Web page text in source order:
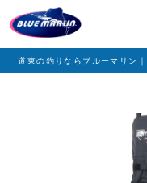
道東の釣りならブルーマリン